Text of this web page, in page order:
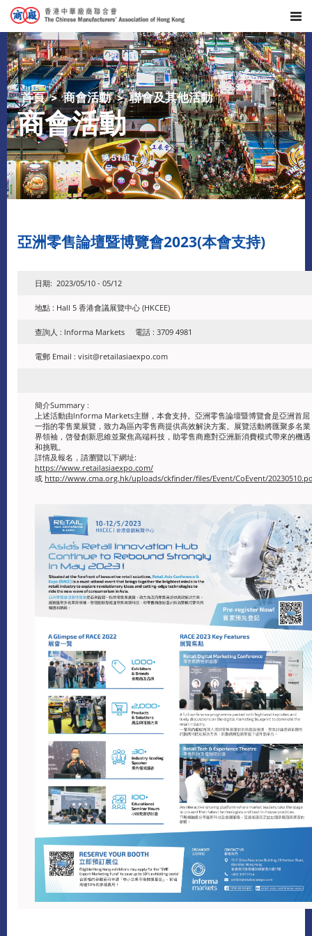
首頁 商會活動 聯會及其他活動
商會活動
亞洲零售論壇暨博覽會2023(本會支持)
日期: 2023/05/10 - 05/12
地點 : Hall 5 香港會議展覽中心 (HKCEE)
查詢人 : lnforma Markets 電話 : 3709 4981
電郵 Email : visit@retailasiaexpo.com
簡介Summary :
上述活動由lnforma Markets主辦，本會支持。亞洲零售論壇暨博覽會是亞洲首屈
一指的零售業展覽，致力為區內零售商提供高效解決方案。展覽活動將匯聚多名業
界領袖，啓發創新思維並聚焦高端科技，助零售商應對亞洲新消費模式帶來的機遇
和挑戰。
詳情及報名，請瀏覽以下網址:
https://www.retailasiaexpo.com/
或 http://www.cma.org.hk/uploads/ckfinder/files/Event/CoEvent/